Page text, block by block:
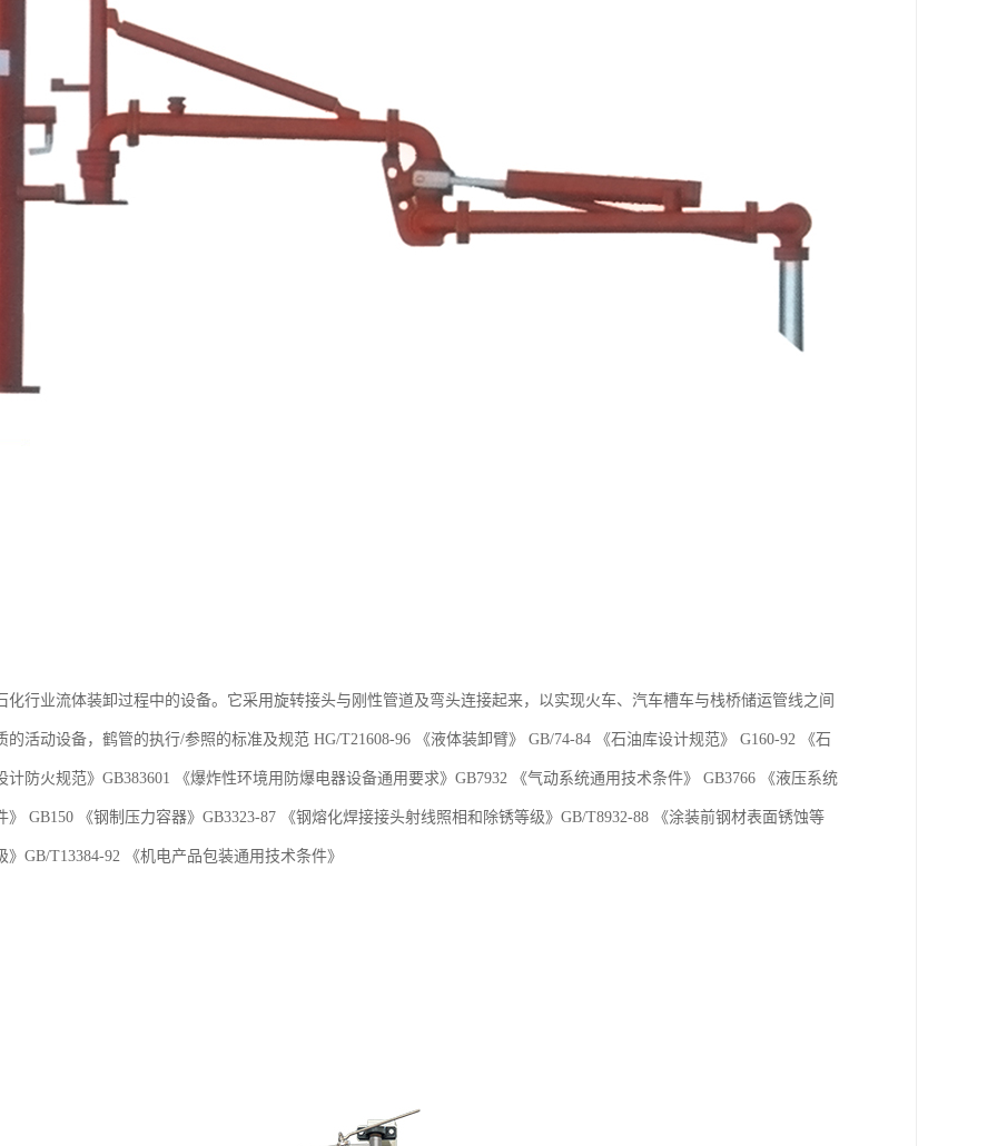
化行业流体装卸过程中的设备。它采用旋转接头与刚性管道及弯头连接起来，以实现火车、汽车槽车与栈桥储运管线之间
的活动设备，鹤管的执行/参照的标准及规范 HG/T21608-96 《液体装卸臂》 GB/74-84 《石油库设计规范》 G160-92 《石
计防火规范》GB383601 《爆炸性环境用防爆电器设备通用要求》GB7932 《气动系统通用技术条件》 GB3766 《液压系统
》 GB150 《钢制压力容器》GB3323-87 《钢熔化焊接接头射线照相和除锈等级》GB/T8932-88 《涂装前钢材表面锈蚀等
》GB/T13384-92 《机电产品包装通用技术条件》